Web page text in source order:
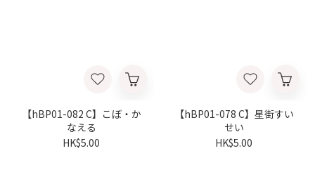
【hBP01-082 C】こぼ・か
なえる
HK$5.00
【hBP01-078 C】星街すい
せい
HK$5.00